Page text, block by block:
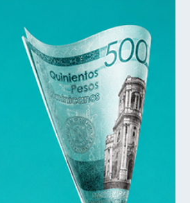
Servicios Derechos & Deberes
Finanzas en Pareja 1
inversiones ahorro